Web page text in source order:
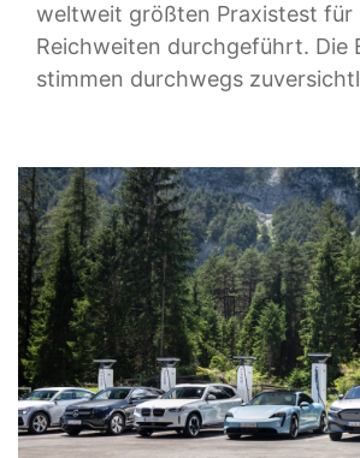
weltweit größten Praxistest für
Reichweiten durchgeführt. Die
stimmen durchwegs